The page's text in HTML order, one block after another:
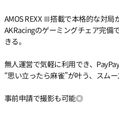
AMOS REXX Ⅲ搭載で本格的な対局
AKRacingのゲーミングチェア完備
きる。
無人運営で気軽に利用でき、
“思い立ったら麻雀”が叶う、スムー
事前申請で撮影も可能◎